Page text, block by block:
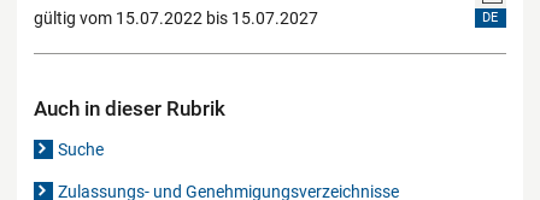
gültig vom 15.07.2022 bis 15.07.2027
DE
Auch in dieser Rubrik
Suche
Zulassungs- und Genehmigungsverzeichnisse